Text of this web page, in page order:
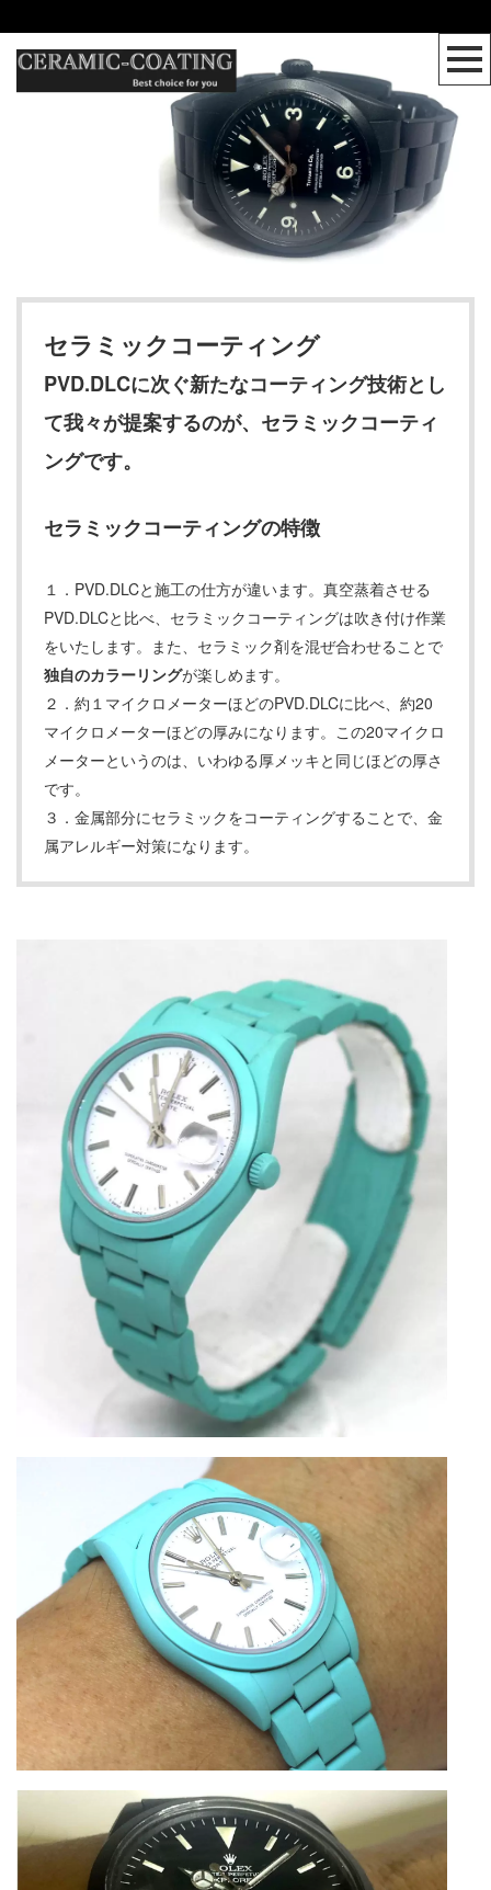
セラミックコーティング
PVD.DLCに次ぐ新たなコーティング技術とし
て我々が提案するのが、セラミックコーティ
ングです。
セラミックコーティングの特徴
１．PVD.DLCと施工の仕方が違います。真空蒸着させる
PVD.DLCと比べ、セラミックコーティングは吹き付け作業
をいたします。また、セラミック剤を混ぜ合わせることで
独自のカラーリングが楽しめます。
２．約１マイクロメーターほどのPVD.DLCに比べ、約20
マイクロメーターほどの厚みになります。この20マイクロ
メーターというのは、いわゆる厚メッキと同じほどの厚さ
です。
３．金属部分にセラミックをコーティングすることで、金
属アレルギー対策になります。